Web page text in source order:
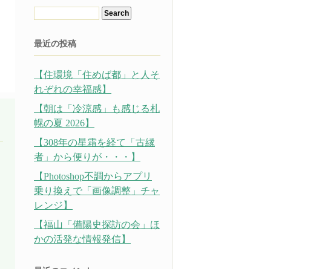
最近の投稿
【住環境「住めば都」と人そ
れぞれの幸福感】
【朝は「冷涼感」も感じる札
幌の夏 2026】
【308年の星霜を経て「古縁
者」から便りが・・・】
【Photoshop不調からアプリ
乗り換えで「画像調整」チャ
レンジ】
【福山「備陽史探訪の会」ほ
かの活発な情報発信】